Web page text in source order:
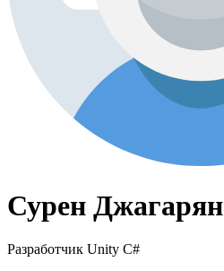
Сурен Джагарян
Разработчик Unity C#